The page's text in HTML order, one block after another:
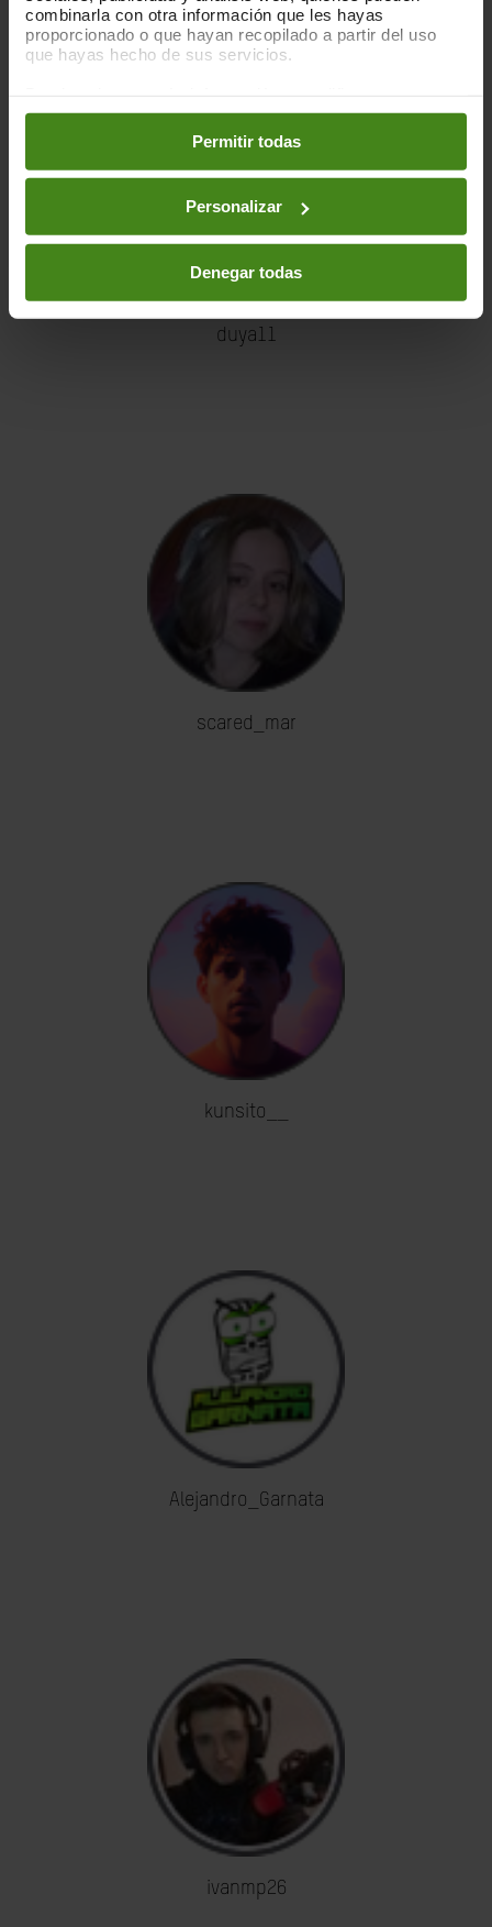
combinarla con otra información que les hayas
proporcionado o que hayan recopilado a partir del uso
que hayas hecho de sus servicios.
preferencias accediendo a nuestraPolítica de Cookieso
en los botones facilitados a continuación:
Permitir todas
Personalizar
Denegar todas
duya11
scared_mar
kunsito__
Alejandro_Garnata
ivanmp26